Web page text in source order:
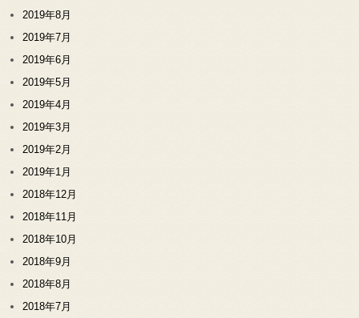
2019年8月
2019年7月
2019年6月
2019年5月
2019年4月
2019年3月
2019年2月
2019年1月
2018年12月
2018年11月
2018年10月
2018年9月
2018年8月
2018年7月